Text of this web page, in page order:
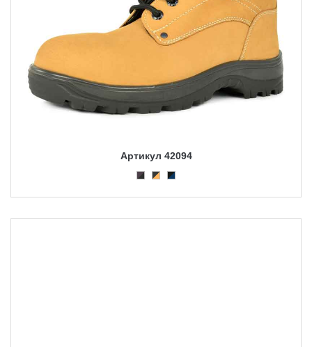
Артикул 42094